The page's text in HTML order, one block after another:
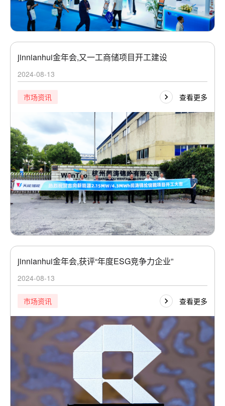
jinnianhui金年会,又一工商储项目开工建设
2024-08-13
市场资讯 查看更多
jinnianhui金年会,获评“年度ESG竞争力企业”
2024-08-13
市场资讯 查看更多